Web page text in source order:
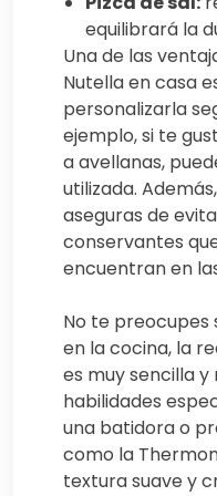
equilibrará la
Una de las
Nutella en casa
personalizarla
ejemplo, si te
a avellanas,
utilizada.
aseguras de
conservantes
encuentran en
No te preocupes
en la cocina, la
es muy sencilla y
habilidades
una batidora o
como la
textura suave y